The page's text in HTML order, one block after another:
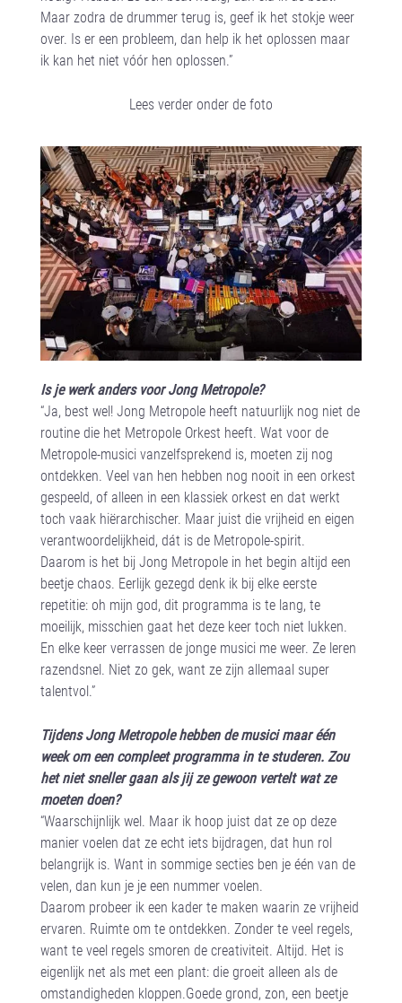
Maar zodra de drummer terug is, geef ik het stokje weer
over. Is er een probleem, dan help ik het oplossen maar
ik kan het niet vóór hen oplossen.”
Lees verder onder de foto
Is je werk anders voor Jong Metropole?
“Ja, best wel! Jong Metropole heeft natuurlijk nog niet de
routine die het Metropole Orkest heeft. Wat voor de
Metropole-musici vanzelfsprekend is, moeten zij nog
ontdekken. Veel van hen hebben nog nooit in een orkest
gespeeld, of alleen in een klassiek orkest en dat werkt
toch vaak hiërarchischer. Maar juist die vrijheid en eigen
verantwoordelijkheid, dát is de Metropole-spirit.
Daarom is het bij Jong Metropole in het begin altijd een
beetje chaos. Eerlijk gezegd denk ik bij elke eerste
repetitie: oh mijn god, dit programma is te lang, te
moeilijk, misschien gaat het deze keer toch niet lukken.
En elke keer verrassen de jonge musici me weer. Ze leren
razendsnel. Niet zo gek, want ze zijn allemaal super
talentvol.”
Tijdens Jong Metropole hebben de musici maar één
week om een compleet programma in te studeren. Zou
het niet sneller gaan als jij ze gewoon vertelt wat ze
moeten doen?
“Waarschijnlijk wel. Maar ik hoop juist dat ze op deze
manier voelen dat ze echt iets bijdragen, dat hun rol
belangrijk is. Want in sommige secties ben je één van de
velen, dan kun je je een nummer voelen.
Daarom probeer ik een kader te maken waarin ze vrijheid
ervaren. Ruimte om te ontdekken. Zonder te veel regels,
want te veel regels smoren de creativiteit. Altijd. Het is
eigenlijk net als met een plant: die groeit alleen als de
omstandigheden kloppen.Goede grond, zon, een beetje